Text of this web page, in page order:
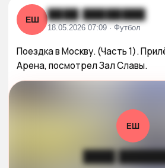
ЕШ ████ ████████
18.05.2026 07:09 · Футбол
Поездка в Москву. (Часть 1).
Арена, посмотрел Зал Славы.
ЕШ
████